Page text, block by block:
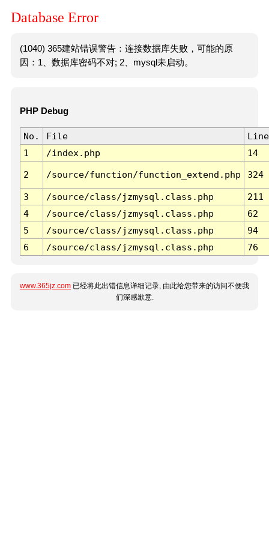
Database Error
(1040) 365建站错误警告：连接数据库失败，可能的原
因：1、数据库密码不对; 2、mysql未启动。
PHP Debug
No. File
Line
1
/index.php 14
2 /source/function/function_extend.php 324
3 /source/class/jzmysql.class.php
211
4
/source/class/jzmysql.class.php
62
5
/source/class/jzmysql.class.php
94
6
/source/class/jzmysql.class.php 76
www.365jz.com 已经将此出错信息详细记录, 由此给您带来的访问不便我
们深感歉意.